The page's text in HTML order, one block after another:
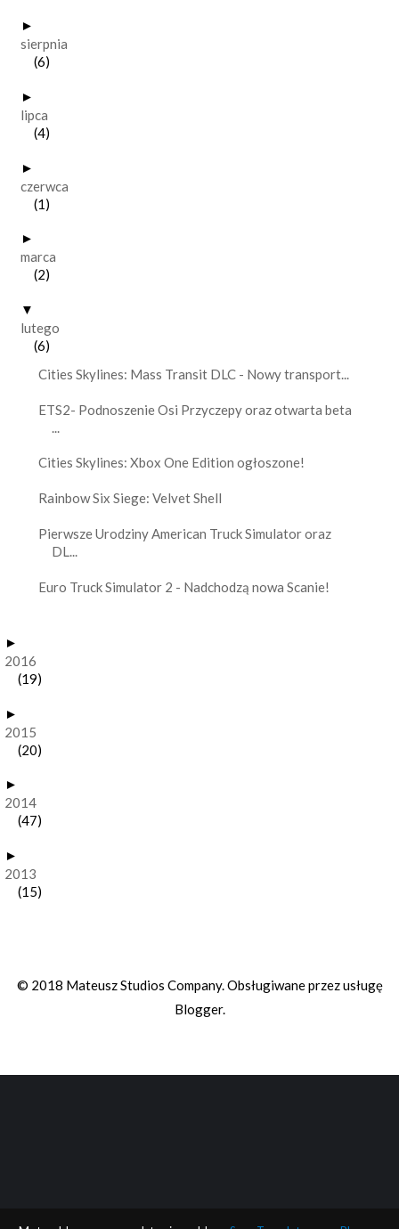
►
sierpnia
(6)
►
lipca
(4)
►
czerwca
(1)
►
marca
(2)
▼
lutego
(6)
Cities Skylines: Mass Transit DLC - Nowy transport...
ETS2- Podnoszenie Osi Przyczepy oraz otwarta beta
...
Cities Skylines: Xbox One Edition ogłoszone!
Rainbow Six Siege: Velvet Shell
Pierwsze Urodziny American Truck Simulator oraz
DL...
Euro Truck Simulator 2 - Nadchodzą nowa Scanie!
►
2016
(19)
►
2015
(20)
►
2014
(47)
►
2013
(15)
© 2018 Mateusz Studios Company. Obsługiwane przez usługę
Blogger.